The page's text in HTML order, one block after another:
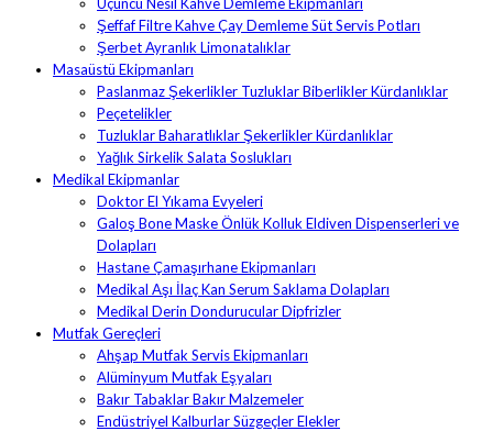
Şeffaf Filtre Kahve Çay Demleme Süt Servis Potları
Şerbet Ayranlık Limonatalıklar
Masaüstü Ekipmanları
Paslanmaz Şekerlikler Tuzluklar Biberlikler Kürdanlıklar
Peçetelikler
Tuzluklar Baharatlıklar Şekerlikler Kürdanlıklar
Yağlık Sirkelik Salata Soslukları
Medikal Ekipmanlar
Doktor El Yıkama Evyeleri
Galoş Bone Maske Önlük Kolluk Eldiven Dispenserleri ve
Dolapları
Hastane Çamaşırhane Ekipmanları
Medikal Aşı İlaç Kan Serum Saklama Dolapları
Medikal Derin Dondurucular Dipfrizler
Mutfak Gereçleri
Ahşap Mutfak Servis Ekipmanları
Alüminyum Mutfak Eşyaları
Bakır Tabaklar Bakır Malzemeler
Endüstriyel Kalburlar Süzgeçler Elekler